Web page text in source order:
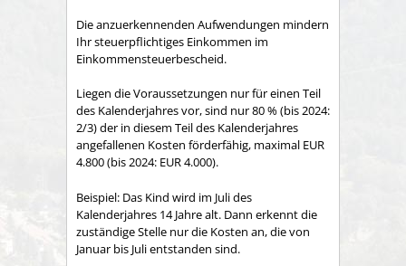
Die anzuerkennenden Aufwendungen mindern
Ihr steuerpflichtiges Einkommen im
Einkommensteuerbescheid.
Liegen die Voraussetzungen nur für einen Teil
des Kalenderjahres vor, sind nur 80 % (bis 2024:
2/3) der in diesem Teil des Kalenderjahres
angefallenen Kosten förderfähig, maximal EUR
4.800 (bis 2024: EUR 4.000).
Beispiel: Das Kind wird im Juli des
Kalenderjahres 14 Jahre alt. Dann erkennt die
zuständige Stelle nur die Kosten an, die von
Januar bis Juli entstanden sind.